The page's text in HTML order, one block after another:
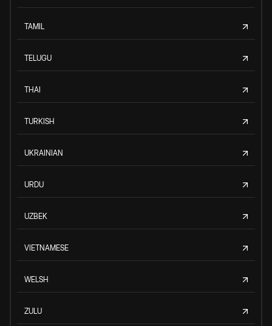
TAMIL
TELUGU
THAI
TURKISH
UKRAINIAN
URDU
UZBEK
VIETNAMESE
WELSH
ZULU